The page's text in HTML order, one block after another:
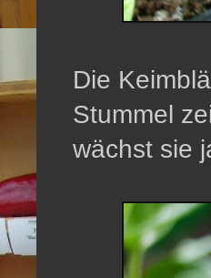
Die
Stummel
wächst sie